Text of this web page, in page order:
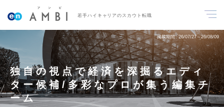
若手ハイキャリアのスカウト転職
掲載期間 26/07/27～26/08/09
独自の視点で経済を深掘るエディ
ター候補/多彩なプロが集う編集チ
ーム